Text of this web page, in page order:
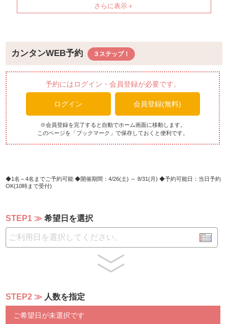
6.骨付きもち粉チキンプレート
7.ヴィーガンタコライス
(お子様用でハンバーグプレート1100円でご用意ございま
す。当日レストランにてお声がけください。）
◆セミブッフェ
・サラダバー
・スープ
・ガーリックバターライス
・ココナッツのマイルドグリーンカレー
・パンケーキ
・マンゴープリン
・ピタヤボウル（ドラゴンフルーツ）
◆DRINK（ブッフェ込み）
・シークァーサージュース
・RAUCHアップルジュース（瓶）
・RAUCHオレンジジュース（瓶）
・RAUCHマンゴージュース（瓶）
カンタンWEB予約
予約にはログイン・会員登録が必要です。
ログイン 会員登録(無料)
※会員登録を完了すると自動でホーム画面に移動します。
このページを「ブックマーク」で保存しておくと便利です。
1名～4名までご予約可能 開催期間：4/26(土) ～ 8/31(月)
予約可能日：当日予約
OK(10時まで受付)
STEP1 希望日を選択
STEP2 人数を指定
ご希望日が未選択です